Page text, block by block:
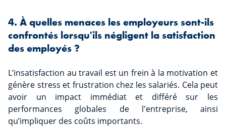
4. À quelles menaces les employeurs sont-ils
confrontés lorsqu'ils négligent la satisfaction
des employés ?
L’insatisfaction au travail est un frein à la motivation et
génère stress et frustration chez les salariés. Cela peut
avoir un impact immédiat et différé sur les
performances globales de l'entreprise, ainsi
qu’impliquer des coûts importants.